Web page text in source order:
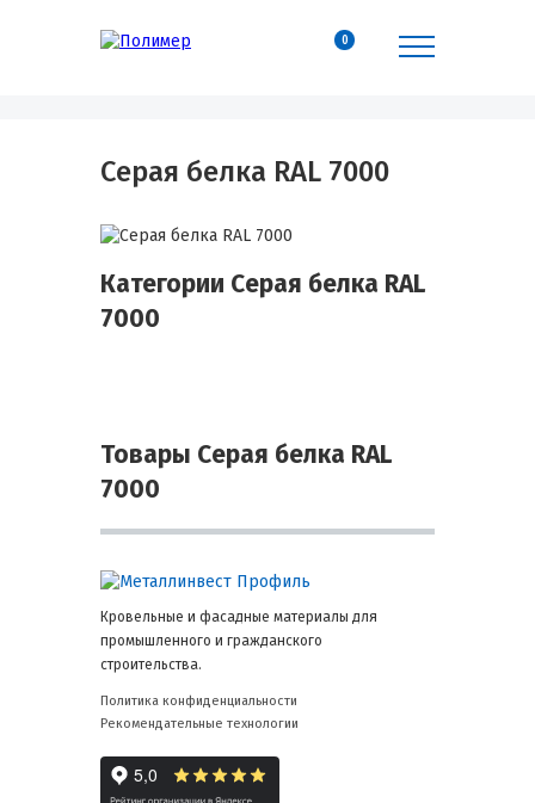
0
Серая белка RAL 7000
Категории Серая белка RAL
7000
Товары Серая белка RAL
7000
Кровельные и фасадные материалы для
промышленного и гражданского
строительства.
Политика конфиденциальности
Рекомендательные технологии